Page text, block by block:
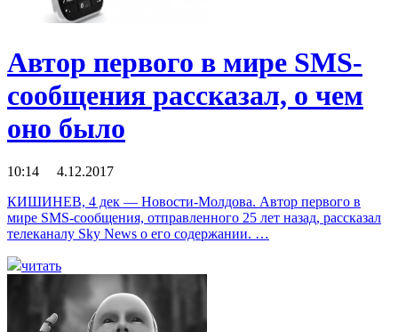
Автор первого в мире SMS-
сообщения рассказал, о чем
оно было
10:14 4.12.2017
КИШИНЕВ, 4 дек — Новости-Молдова. Автор первого в
мире SMS-сообщения, отправленного 25 лет назад, рассказал
телеканалу Sky News о его содержании. …
читать